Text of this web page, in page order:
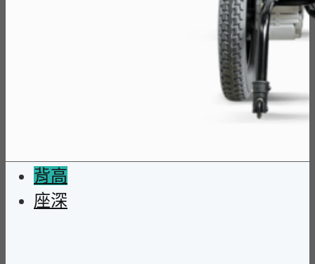
背高
座深